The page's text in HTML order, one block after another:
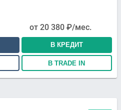
от 20 380 ₽/мес.
В КРЕДИТ
В TRADE IN